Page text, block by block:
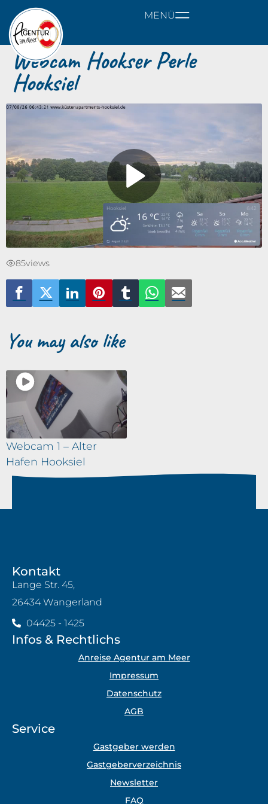
MENÜ
Webcam Hookser Perle
Hooksiel
85views
You may also like
Webcam 1 – Alter
Hafen Hooksiel
Kontakt
Lange Str. 45,
26434 Wangerland
04425 - 1425
Infos & Rechtlichs
Anreise Agentur am Meer
Impressum
Datenschutz
AGB
Service
Gastgeber werden
Gastgeberverzeichnis
Newsletter
FAQ